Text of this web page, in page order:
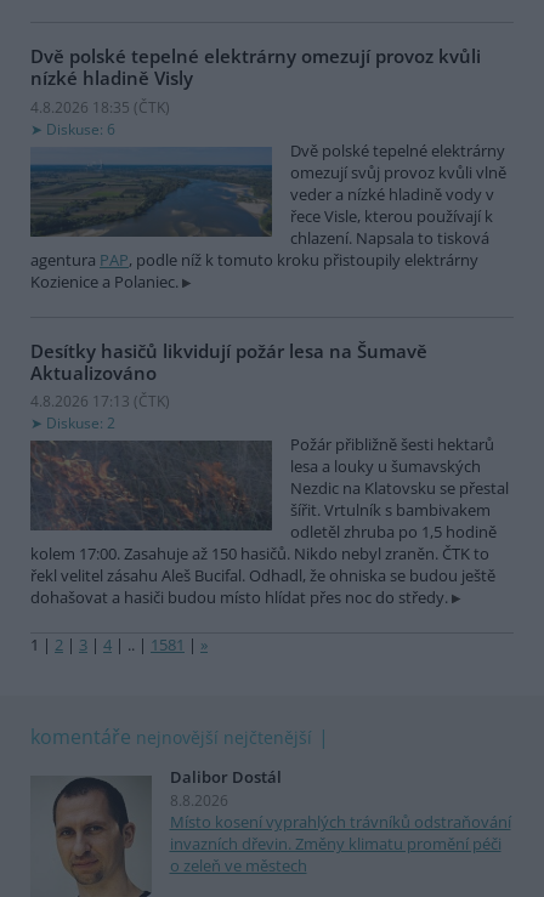
Dvě polské tepelné elektrárny omezují provoz kvůli
nízké hladině Visly
4.8.2026 18:35 (ČTK)
Diskuse: 6
Dvě polské tepelné elektrárny
omezují svůj provoz kvůli vlně
veder a nízké hladině vody v
řece Visle, kterou používají k
chlazení. Napsala to tisková
agentura PAP, podle níž k tomuto kroku přistoupily elektrárny
Kozienice a Polaniec.
Desítky hasičů likvidují požár lesa na Šumavě
Aktualizováno
4.8.2026 17:13 (ČTK)
Diskuse: 2
Požár přibližně šesti hektarů
lesa a louky u šumavských
Nezdic na Klatovsku se přestal
šířit. Vrtulník s bambivakem
odletěl zhruba po 1,5 hodině
kolem 17:00. Zasahuje až 150 hasičů. Nikdo nebyl zraněn. ČTK to
řekl velitel zásahu Aleš Bucifal. Odhadl, že ohniska se budou ještě
dohašovat a hasiči budou místo hlídat přes noc do středy.
1 | 2 | 3 | 4 | .. | 1581 | »
komentáře nejnovější nejčtenější
Dalibor Dostál
8.8.2026
Místo kosení vyprahlých trávníků odstraňování
invazních dřevin. Změny klimatu promění péči
o zeleň ve městech